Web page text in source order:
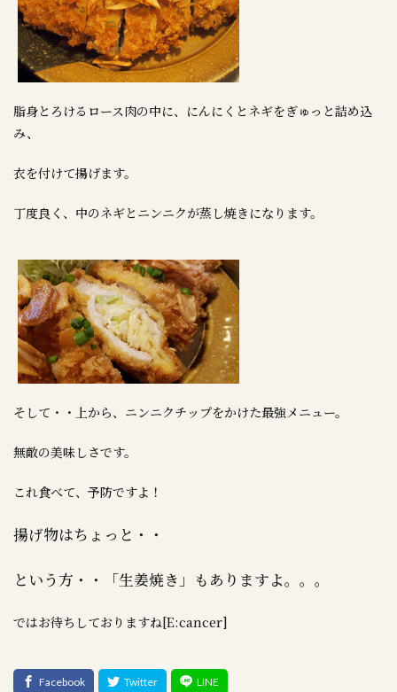
脂身とろけるロース肉の中に、にんにくとネギをぎゅっと詰め込
み、
衣を付けて揚げます。
丁度良く、中のネギとニンニクが蒸し焼きになります。
そして・・上から、ニンニクチップをかけた最強メニュー。
無敵の美味しさです。
これ食べて、予防ですよ！
揚げ物はちょっと・・
という方・・「生姜焼き」もありますよ。。。
ではお待ちしておりますね[E:cancer]